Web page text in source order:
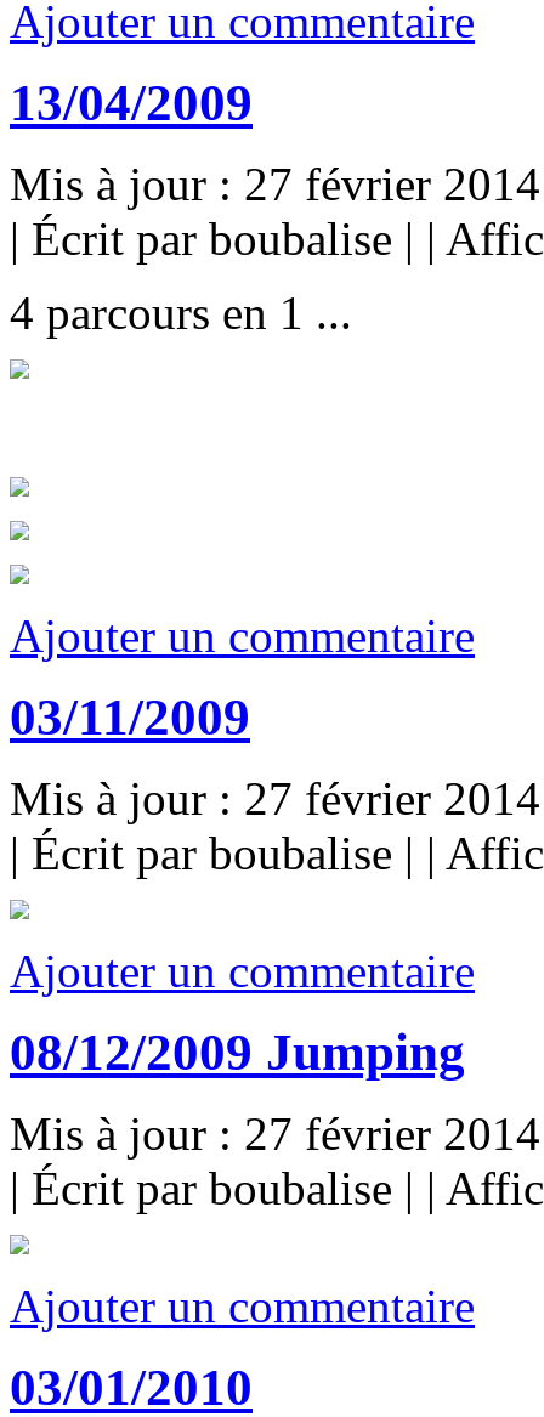
Ajouter un commentaire
13/04/2009
Mis à jour : 27 février 2014
| Écrit par boubalise | |
4 parcours en 1 ...
Ajouter un commentaire
03/11/2009
Mis à jour : 27 février 2014
| Écrit par boubalise | |
Ajouter un commentaire
08/12/2009 Jumping
Mis à jour : 27 février 2014
| Écrit par boubalise | |
Ajouter un commentaire
03/01/2010